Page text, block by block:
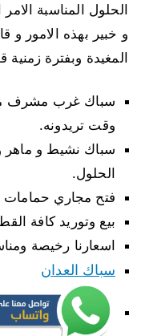
الحلول المناسبة
و خبير بهذه الامور و
المغيدة وبفترة زمنية
سباك غرب مشرف
وقت تريدونه.
سباك نشيط و ماهر
الحلول.
فتح مجاري حمامات
بيع وتوريد كافة
اسعارنا رخيصة
سباك العدان